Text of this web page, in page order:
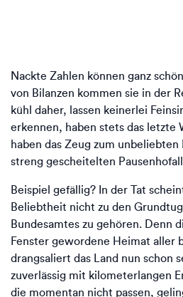
Nackte Zahlen können ganz
von Bilanzen kommen sie in der
kühl daher, lassen keinerlei
erkennen, haben stets das letzte
haben das Zeug zum
streng gescheitelten
Beispiel gefällig? In der Tat
Beliebtheit nicht zu den
Bundesamtes zu gehören. Denn
Fenster gewordene Heimat aller
drangsaliert das Land nun schon
zuverlässig mit kilometerlangen
die momentan nicht passen,